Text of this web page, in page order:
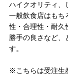
ハイクオリティ、
一般飲食店はもち
性・合理性・耐久
勝手の良さなど、
す。
※こちらは受注生